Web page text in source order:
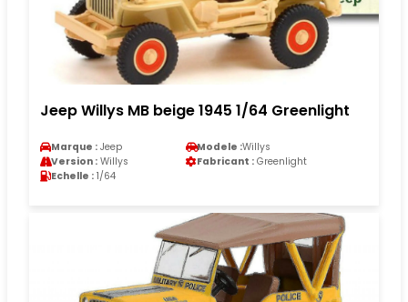
Jeep Willys MB beige 1945 1/64 Greenlight
Marque : Jeep Modele :Willys
Version : Willys Fabricant : Greenlight
Echelle : 1/64